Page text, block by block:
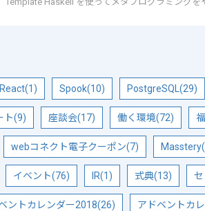
React(1) Spook(10) PostgreSQL(29)
ト(9) 座談会(17) 働く環境(72)
webコネクト電子クーポン(7)
イベント(76) IR(1) 式典(13)
ントカレンダー2018(26) アドベントカ